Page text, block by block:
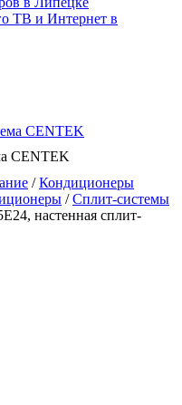
ТВ и Интернет в
CENTEK
/Кондиционеры
/Сплит-системы
настенная сплит-